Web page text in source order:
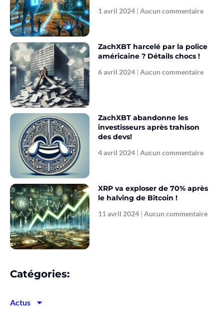
1 avril 2024 Aucun commentaire
ZachXBT harcelé par la police
américaine ? Détails chocs !
6 avril 2024 Aucun commentaire
ZachXBT abandonne les
investisseurs après trahison
des devs!
4 avril 2024 Aucun commentaire
XRP va exploser de 70% après
le halving de Bitcoin !
11 avril 2024 Aucun commentaire
Catégories:
Actus